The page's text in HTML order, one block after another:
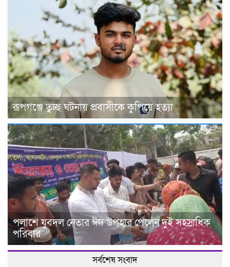
রূপগঞ্জে তুচ্ছ ঘটনায় প্রবাসীকে কুপিয়ে হত্যা
পলাশে যুবদল নেতার ঈদ উপহার পেলেন দুই সহস্রাধিক
পরিবার
সর্বশেষ সংবাদ